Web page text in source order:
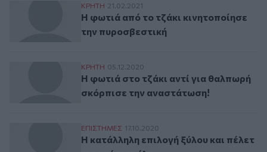
Η φωτιά από το τζάκι κινητοποίησε την
ΚΡΗΤΗ 21.02.2021
Η φωτιά από το τζάκι κινητοποίησε
την πυροσβεστική
Η φωτιά στο τζάκι αντί για θαλπωρή
ΚΡΗΤΗ 05.12.2020
Η φωτιά στο τζάκι αντί για θαλπωρή
σκόρπισε την αναστάτωση!
Η κατάλληλη επιλογή ξύλου και πέλετ
ΕΠΙΣΤΗΜΕΣ 17.10.2020
Η κατάλληλη επιλογή ξύλου και πέλετ